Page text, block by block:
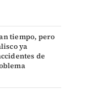
tiempo, pero
ya
de